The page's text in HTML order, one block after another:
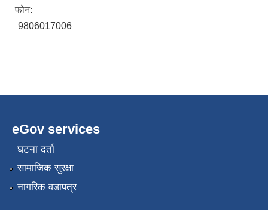
फोन:
9806017006
eGov services
घटना दर्ता
सामाजिक सुरक्षा
नागरिक वडापत्र